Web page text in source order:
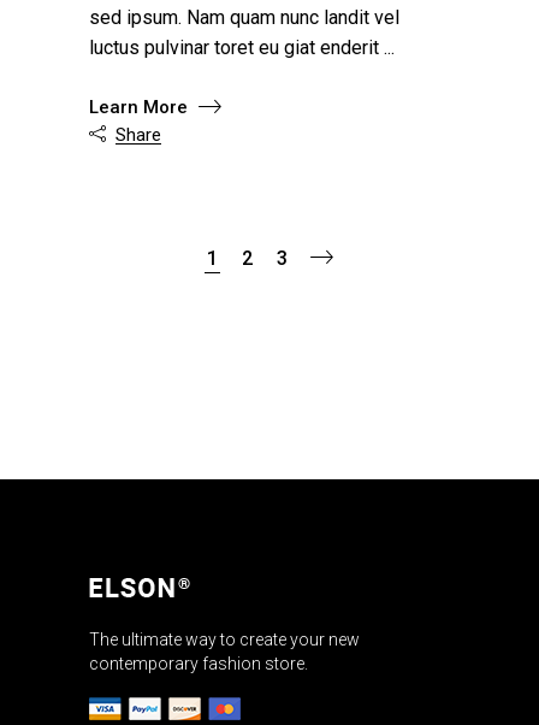
sed ipsum. Nam quam nunc landit vel
luctus pulvinar toret eu giat enderit
Learn More
 Share
1 2 3
The ultimate way to create your new
contemporary fashion store.